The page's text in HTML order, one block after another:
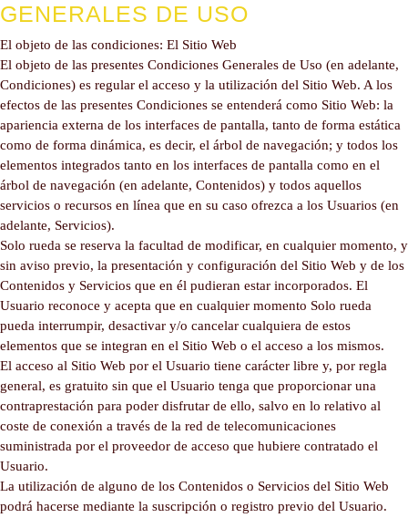
GENERALES DE USO
El objeto de las condiciones: El Sitio Web
El objeto de las presentes Condiciones Generales de Uso (en adelante,
Condiciones) es regular el acceso y la utilización del Sitio Web. A los
efectos de las presentes Condiciones se entenderá como Sitio Web: la
apariencia externa de los interfaces de pantalla, tanto de forma estática
como de forma dinámica, es decir, el árbol de navegación; y todos los
elementos integrados tanto en los interfaces de pantalla como en el
árbol de navegación (en adelante, Contenidos) y todos aquellos
servicios o recursos en línea que en su caso ofrezca a los Usuarios (en
adelante, Servicios).
Solo rueda se reserva la facultad de modificar, en cualquier momento, y
sin aviso previo, la presentación y configuración del Sitio Web y de los
Contenidos y Servicios que en él pudieran estar incorporados. El
Usuario reconoce y acepta que en cualquier momento Solo rueda
pueda interrumpir, desactivar y/o cancelar cualquiera de estos
elementos que se integran en el Sitio Web o el acceso a los mismos.
El acceso al Sitio Web por el Usuario tiene carácter libre y, por regla
general, es gratuito sin que el Usuario tenga que proporcionar una
contraprestación para poder disfrutar de ello, salvo en lo relativo al
coste de conexión a través de la red de telecomunicaciones
suministrada por el proveedor de acceso que hubiere contratado el
Usuario.
La utilización de alguno de los Contenidos o Servicios del Sitio Web
podrá hacerse mediante la suscripción o registro previo del Usuario.